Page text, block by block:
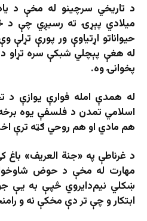
د تاریخي سرچینو له مخې د
میلادي پېړۍ ته رسیږي چې د
حیواناتو اړتیاوې ور پورې
له هغې پېچلي شبکې سره تړاو
پخوانۍ وه.
له همدې امله فوارې یوازې د
اسلامي تمدن د فلسفې یوه
هم مادي او هم روحي ګټه ترې
د غرناطې په «جنة العریف» باغ
مهارت له مخې د حوض شاوخوا
ښکلي نیم‌دایروي څپې به یې
ابتکار و چې تر دې مخکې نه و